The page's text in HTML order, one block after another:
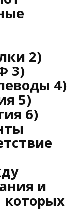
2)
3)
4)
5)
6)
и
которых